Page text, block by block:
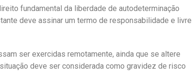
fundamental da liberdade de autodeterminação
deve assinar um termo de responsabilidade e livre
ser exercidas remotamente, ainda que se altere
deve ser considerada como gravidez de risco